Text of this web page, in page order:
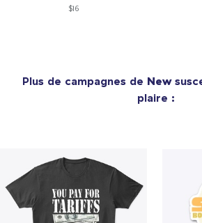
$16
Plus de campagnes de New
plaire :